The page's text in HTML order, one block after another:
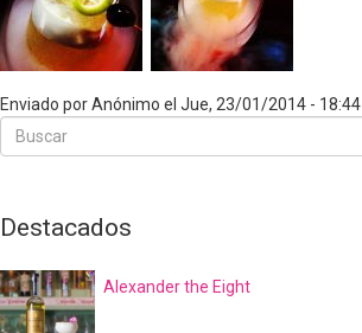
Enviado porAnónimo el Jue, 23/01/2014 - 18:44
Buscar
Buscar
Destacados
Alexander the Eight